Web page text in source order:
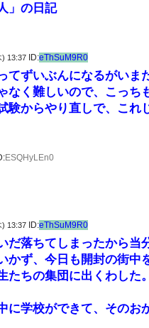
」の日記
) 13:37 ID:eThSuM9R0
ずいぶんになるがいま
く難しいので、こっち
験からやり直しで、これ
ESQHyLEn0
) 13:37 ID:eThSuM9R0
落ちてしまったから当
ず、今日も開封の街中
たちの集団に出くわし
に学校ができて、そのお